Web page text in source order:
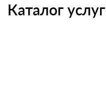
Каталог услуг